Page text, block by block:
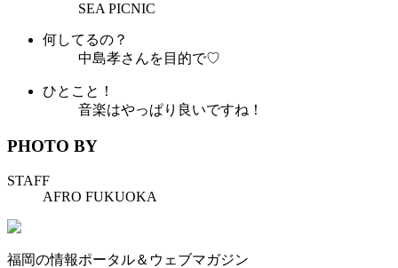
SEA PICNIC
何してるの？
中島孝さんを目的で♡
ひとこと！
音楽はやっぱり良いですね！
PHOTO BY
STAFF
AFRO FUKUOKA
福岡の情報ポータル＆ウェブマガジン